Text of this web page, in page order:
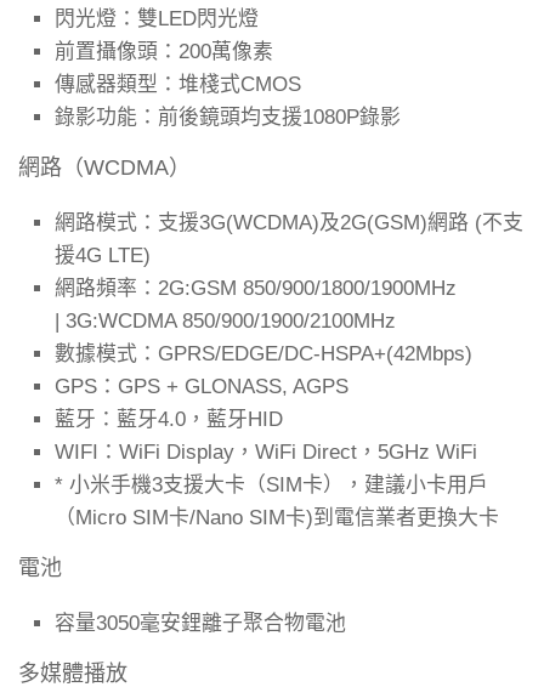
閃光燈： 雙LED閃光燈
前置攝像頭： 200萬像素
傳感器類型： 堆棧式CMOS
錄影功能： 前後鏡頭均支援1080P錄影
網路 （WCDMA）
網路模式： 支援3G(WCDMA)及2G(GSM)網路 (不支
援4G LTE)
網路頻率： 2G:GSM 850/900/1800/1900MHz
| 3G:WCDMA 850/900/1900/2100MHz
數據模式： GPRS/EDGE/DC-HSPA+(42Mbps)
GPS： GPS + GLONASS, AGPS
藍牙： 藍牙4.0，藍牙HID
WIFI： WiFi Display，WiFi Direct，5GHz WiFi
* 小米手機3支援大卡（SIM卡），建議小卡用戶
（Micro SIM卡/Nano SIM卡)到電信業者更換大卡
電池
容量3050毫安鋰離子聚合物電池
多媒體播放